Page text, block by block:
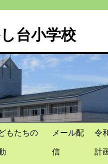
台小学校
もたちの
メール配
信
令
計